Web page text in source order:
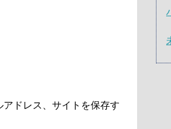
ドレス、サイトを保存す